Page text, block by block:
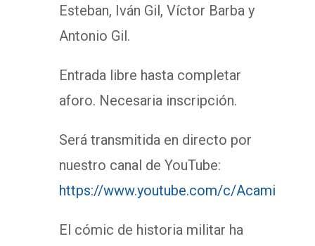
Esteban, Iván Gil, Víctor Barba y
Antonio Gil.
Entrada libre hasta completar
aforo. Necesaria inscripción.
Será transmitida en directo por
nuestro canal de YouTube:
https://www.youtube.com/c/Acami
El cómic de historia militar ha